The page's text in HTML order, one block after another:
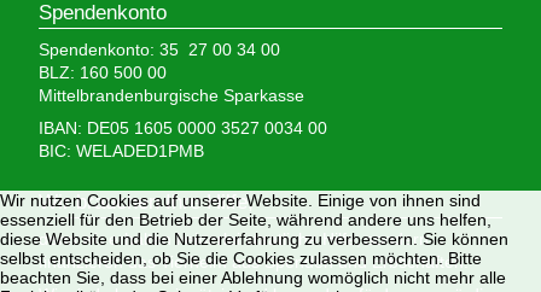
Spendenkonto
Spendenkonto: 35 27 00 34 00
BLZ: 160 500 00
Mittelbrandenburgische Sparkasse
IBAN: DE05 1605 0000 3527 0034 00
BIC: WELADED1PMB
Wir brauchen Ihre Hilfe,
denn wir erhalten keinerlei staatliche Hilfe, sondern
finanzieren das Tierheim aus Spenden und Erbschaften.
Wir nutzen Cookies auf unserer Website. Einige von ihnen sind
essenziell für den Betrieb der Seite, während andere uns helfen,
diese Website und die Nutzererfahrung zu verbessern. Sie können
selbst entscheiden, ob Sie die Cookies zulassen möchten. Bitte
beachten Sie, dass bei einer Ablehnung womöglich nicht mehr alle